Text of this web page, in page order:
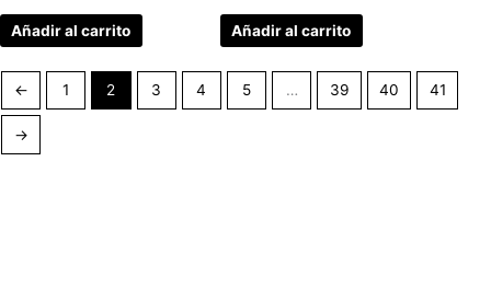
Añadir al carrito Añadir al carrito
← 1 2 3 4 5 … 39 40 41
→